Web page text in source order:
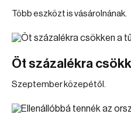
Több eszközt is vásárolnának.
Öt százalékra
Szeptember közepétől.